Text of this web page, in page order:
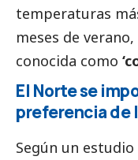
temperaturas
meses de
conocida como
El Norte se
preferencia de
Según un